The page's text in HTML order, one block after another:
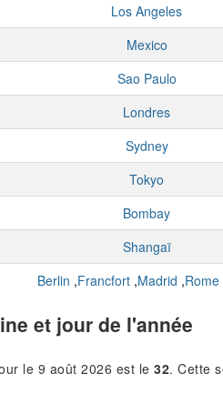
Los Angeles
Mexico
Sao Paulo
Londres
Sydney
Tokyo
Bombay
Shangaï
Berlin ,Francfort ,Madrid ,Rome
et jour de l'année
le 9 août 2026 est le 32. Cette